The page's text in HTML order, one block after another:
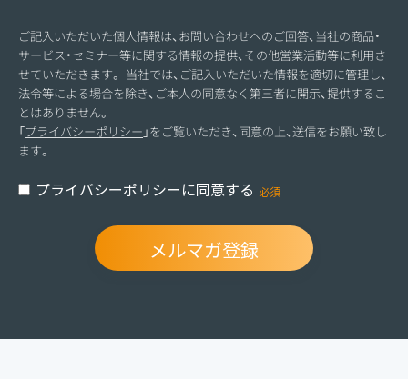
ご記入いただいた個人情報は、お問い合わせへのご回答、当社の商品・
サービス・セミナー等に関する情報の提供、その他営業活動等に利用さ
せていただきます。 当社では、ご記入いただいた情報を適切に管理し、
法令等による場合を除き、ご本人の同意なく第三者に開示、提供するこ
とはありません。
「プライバシーポリシー 」をご覧いただき、同意の上、送信をお願い致し
ます。
プライバシーポリシーに同意する